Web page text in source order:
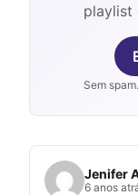
playlist
Sem
Jenifer
6 anos